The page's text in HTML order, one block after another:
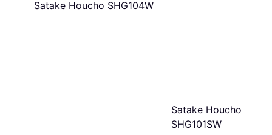
Satake Houcho SHG104W
Satake Houcho
SHG101SW